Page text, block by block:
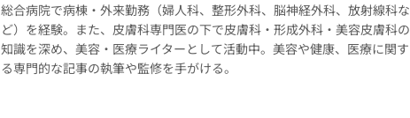
総合病院で病棟・外来勤務（婦人科、整形外科、脳神経外科、放射線科な
ど）を経験。また、皮膚科専門医の下で皮膚科・形成外科・美容皮膚科の
知識を深め、美容・医療ライターとして活動中。美容や健康、医療に関す
る専門的な記事の執筆や監修を手がける。